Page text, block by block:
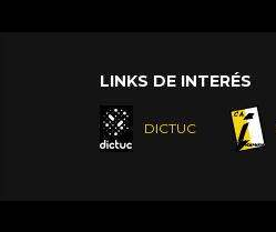
LINKS DE INTERÉS
DICTUC